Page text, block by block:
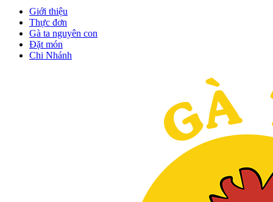
Giới thiệu
Thực đơn
Gà ta nguyên con
Đặt món
Chi Nhánh